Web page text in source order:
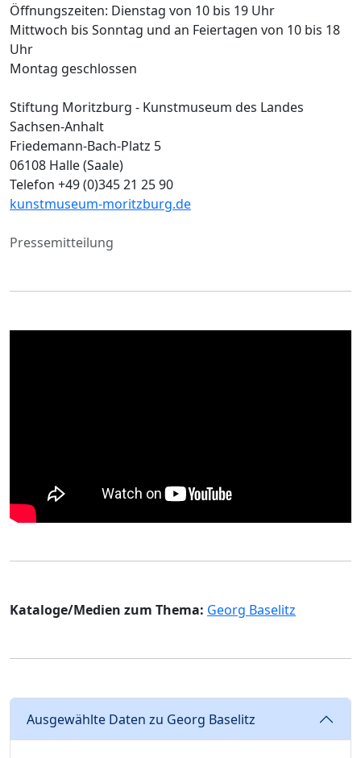
Öffnungszeiten: Dienstag von 10 bis 19 Uhr
Mittwoch bis Sonntag und an Feiertagen von 10 bis 18
Uhr
Montag geschlossen
Stiftung Moritzburg - Kunstmuseum des Landes
Sachsen-Anhalt
Friedemann-Bach-Platz 5
06108 Halle (Saale)
Telefon +49 (0)345 21 25 90
kunstmuseum-moritzburg.de
Pressemitteilung
Kataloge/Medien zum Thema: Georg Baselitz
Ausgewählte Daten zu Georg Baselitz